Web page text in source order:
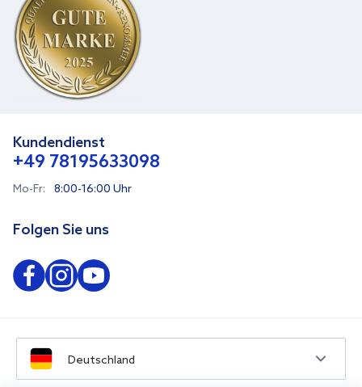
Kundendienst
+49 78195633098
Mo-Fr: 8:00-16:00 Uhr
Folgen Sie uns
Deutschland